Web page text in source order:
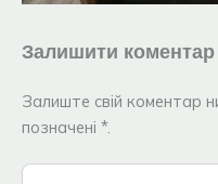
Залишити коментар
Залиште свій коментар
позначені *.
Введіть